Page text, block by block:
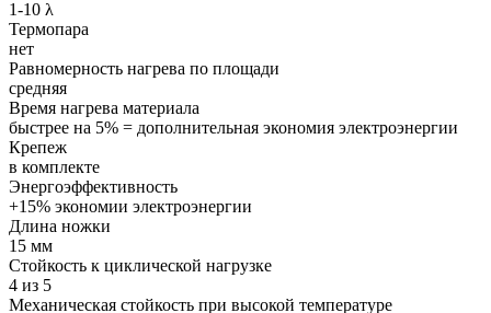
1-10 λ
Термопара
нет
Равномерность нагрева по площади
средняя
Время нагрева материала
быстрее на 5% = дополнительная экономия электроэнергии
Крепеж
в комплекте
Энергоэффективность
+15% экономии электроэнергии
Длина ножки
15 мм
Стойкость к циклической нагрузке
4 из 5
Механическая стойкость при высокой температуре